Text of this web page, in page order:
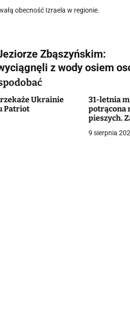
obecność Izraela w regionie.
Zbąszyńskim:
z wody osiem
Ukrainie
Patriot
31-letnia
potrącona
pieszych.
[VIDEO]
9 sierpnia